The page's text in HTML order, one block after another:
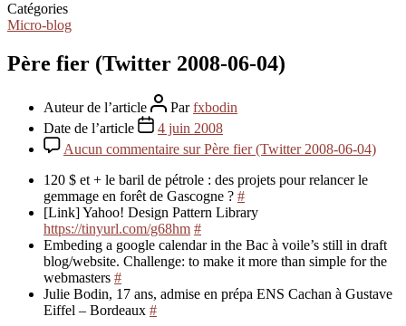
Catégories
Micro-blog
Père fier (Twitter 2008-06-04)
Auteur de l’article Parfxbodin
Date de l’article
4 juin 2008
Aucun commentaire sur Père fier (Twitter 2008-06-04)
120 $ et + le baril de pétrole : des projets pour relancer le
gemmage en forêt de Gascogne ? #
[Link] Yahoo! Design Pattern Library
https://tinyurl.com/g68hm #
Embeding a google calendar in the Bac à voile’s still in draft
blog/website. Challenge: to make it more than simple for the
webmasters #
Julie Bodin, 17 ans, admise en prépa ENS Cachan à Gustave
Eiffel – Bordeaux #